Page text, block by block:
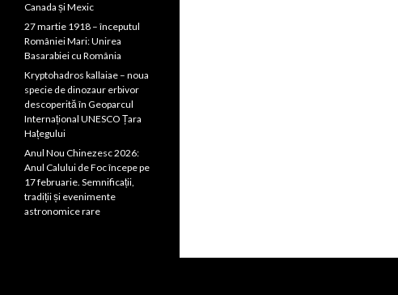
Canada și Mexic
27 martie 1918 – începutul
României Mari: Unirea
Basarabiei cu România
Kryptohadros kallaiae – noua
specie de dinozaur erbivor
descoperită în Geoparcul
Internațional UNESCO Țara
Hațegului
Anul Nou Chinezesc 2026:
Anul Calului de Foc începe pe
17 februarie. Semnificații,
tradiții și evenimente
astronomice rare